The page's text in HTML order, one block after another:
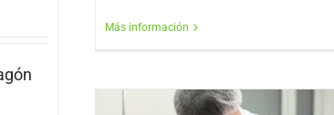
Más información